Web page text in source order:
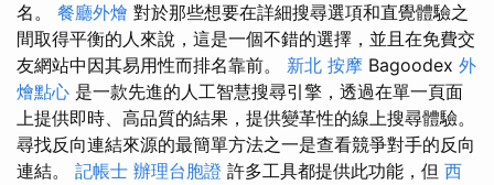
名。 餐廳外燴 對於那些想要在詳細搜尋選項和直覺體驗之
間取得平衡的人來說，這是一個不錯的選擇，並且在免費交
友網站中因其易用性而排名靠前。 新北 按摩 Bagoodex 外
燴點心 是一款先進的人工智慧搜尋引擎，透過在單一頁面
上提供即時、高品質的結果，提供變革性的線上搜尋體驗。
尋找反向連結來源的最簡單方法之一是查看競爭對手的反向
連結。 記帳士 辦理台胞證 許多工具都提供此功能，但 西